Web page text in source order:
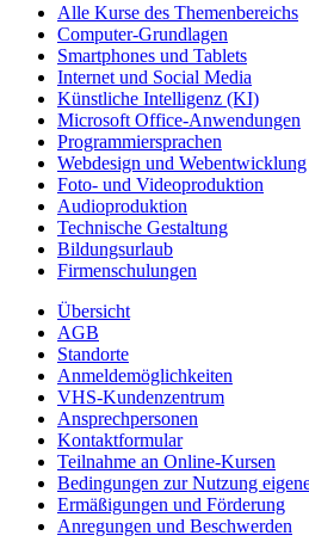
Alle Kurse des Themenbereichs
Computer-Grundlagen
Smartphones und Tablets
Internet und Social Media
Künstliche Intelligenz (KI)
Microsoft Office-Anwendungen
Programmiersprachen
Webdesign und Webentwicklung
Foto- und Videoproduktion
Audioproduktion
Technische Gestaltung
Bildungsurlaub
Firmenschulungen
Übersicht
AGB
Standorte
Anmeldemöglichkeiten
VHS-Kundenzentrum
Ansprechpersonen
Kontaktformular
Teilnahme an Online-Kursen
Bedingungen zur Nutzung
Ermäßigungen und Förderung
Anregungen und Beschwerden